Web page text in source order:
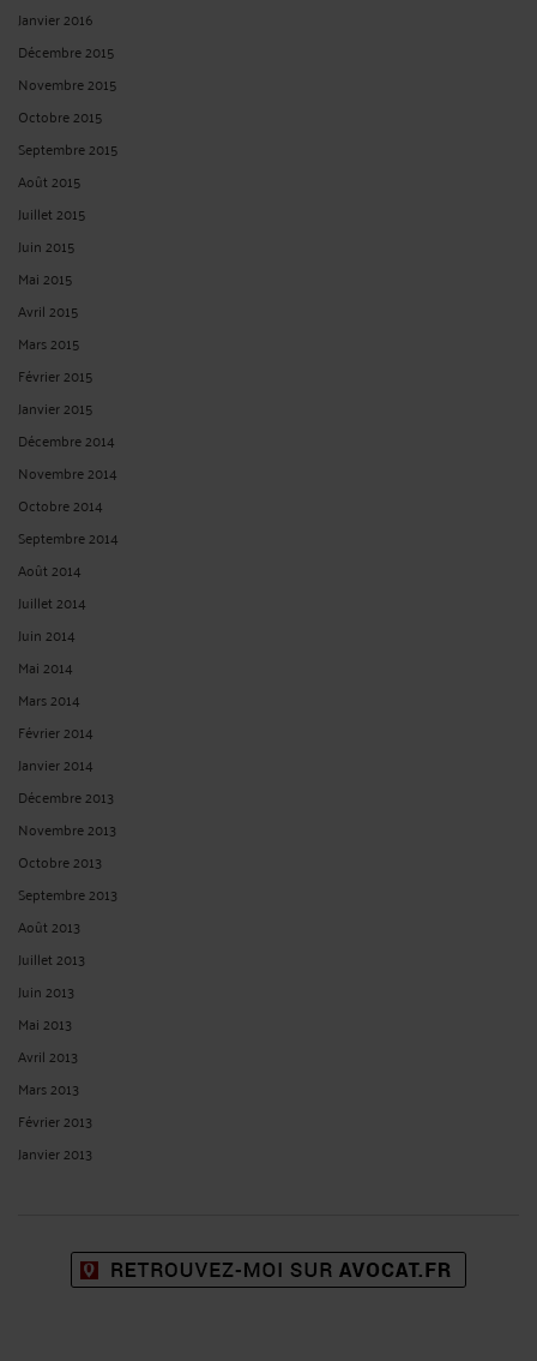
Janvier 2016
Décembre 2015
Novembre 2015
Octobre 2015
Septembre 2015
Août 2015
Juillet 2015
Juin 2015
Mai 2015
Avril 2015
Mars 2015
Février 2015
Janvier 2015
Décembre 2014
Novembre 2014
Octobre 2014
Septembre 2014
Août 2014
Juillet 2014
Juin 2014
Mai 2014
Mars 2014
Février 2014
Janvier 2014
Décembre 2013
Novembre 2013
Octobre 2013
Septembre 2013
Août 2013
Juillet 2013
Juin 2013
Mai 2013
Avril 2013
Mars 2013
Février 2013
Janvier 2013